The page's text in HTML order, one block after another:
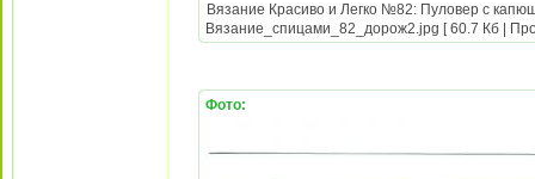
Вязание Красиво и Легко №82: Пуловер с
Вязание_спицами_82_дорож2.jpg [ 60.7 Кб |
Фото: